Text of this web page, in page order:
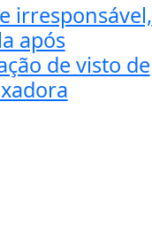
irresponsável,
após
de visto de